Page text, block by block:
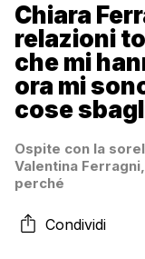
Chiara
relazioni
che mi
ora mi
cose
Ospite con la
Valentina
perché
Condividi